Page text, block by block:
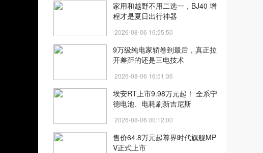
家用和越野不用二选一，BJ40 增
程才是夏日出行神器
2026-08-06 16:55:50
9万级纯电家轿卷到最后，真正拉
开差距的还是三电技术
2026-08-06 16:51:36
埃安RT上市9.98万元起！ 全系宁
德电池、电耗刷新吉尼斯​​​
2026-08-06 00:12:00
售价64.8万元起尊界时代旗舰MP
V正式上市